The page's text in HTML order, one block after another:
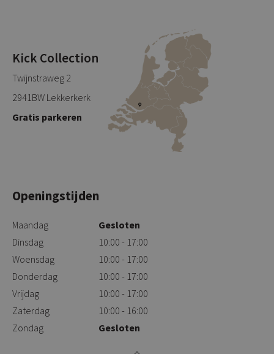
Kick Collection
Twijnstraweg 2
2941BW Lekkerkerk
Gratis parkeren
Openingstijden
Maandag
Gesloten
Dinsdag
10:00 - 17:00
Woensdag
10:00 - 17:00
Donderdag
10:00 - 17:00
Vrijdag
10:00 - 17:00
Zaterdag
10:00 - 16:00
Zondag
Gesloten